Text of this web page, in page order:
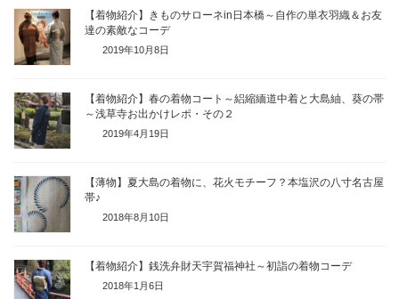
【着物紹介】きものサローネin日本橋～自作の単衣羽織＆お友
達の素敵なコーデ
2019年10月8日
【着物紹介】春の着物コート～絽縮緬道中着と大島紬、葵の帯
～浅草寺お出かけレポ・その２
2019年4月19日
【薄物】夏大島の着物に、花火モチーフ？本塩沢の八寸名古屋
帯♪
2018年8月10日
【着物紹介】銭洗弁財天宇賀福神社～初詣の着物コーデ
2018年1月6日